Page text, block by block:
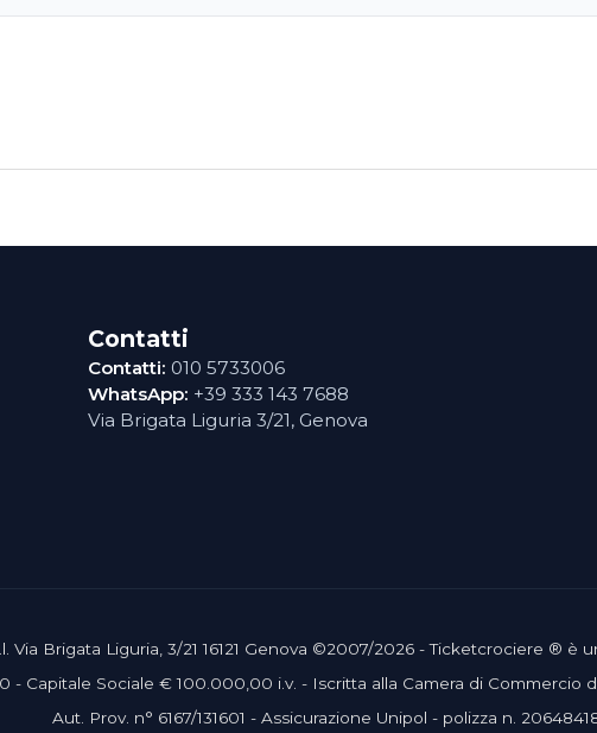
Contatti
Contatti: 010 5733006
WhatsApp: +39 333 143 7688
Via Brigata Liguria 3/21, Genova
Via Brigata Liguria, 3/21 16121 Genova ©2007/2026 - Ticketcrociere ® è
- Capitale Sociale € 100.000,00 i.v. - Iscritta alla Camera di Commercio
Aut. Prov. n° 6167/131601 - Assicurazione Unipol - polizza n.